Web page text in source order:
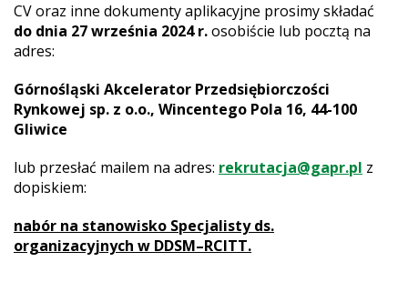
CV oraz inne dokumenty aplikacyjne prosimy składać
do dnia 27 września 2024 r.osobiście lub pocztą na
adres:
Górnośląski Akcelerator Przedsiębiorczości
Rynkowej sp. z o.o., Wincentego Pola 16, 44-100
Gliwice
lub przesłać mailem na adres: rekrutacja@gapr.pl z
dopiskiem:
nabór na stanowisko Specjalisty ds.
organizacyjnych w DDSM–RCITT.